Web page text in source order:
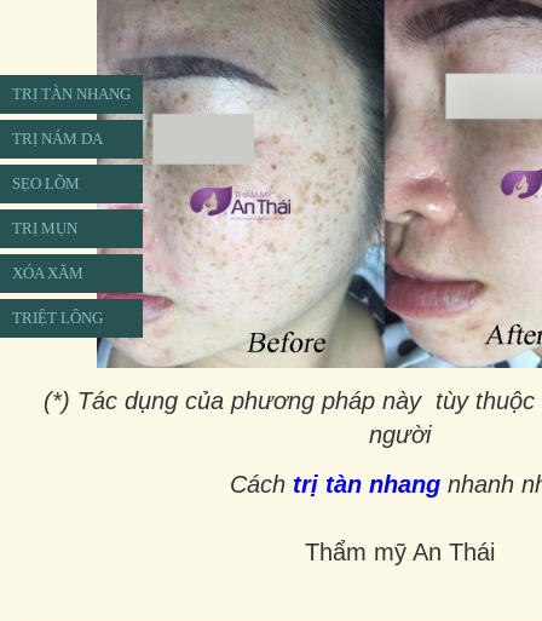
TRỊ TÀN NHANG
TRỊ NÁM DA
SẸO LÕM
TRỊ MỤN
XÓA XĂM
TRIỆT LÔNG
(*) Tác dụng của phương pháp này tùy
người
Cách trị tàn nhang nhanh
Thẩm mỹ An Thái